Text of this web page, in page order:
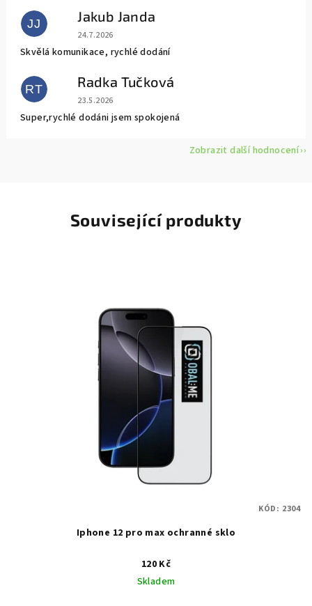
JJ Jakub Janda
Hodnocení obchodu je 5 z 5 hvězdiček.
24.7.2026
Skvělá komunikace, rychlé dodání
RT Radka Tučková
Hodnocení obchodu je 5 z 5 hvězdiček.
23.5.2026
Super,rychlé dodáni jsem spokojená
Zobrazit další hodnocení
Související produkty
Iphone 12 pro max ochranné sklo
120 Kč
Skladem
KÓD: 2304